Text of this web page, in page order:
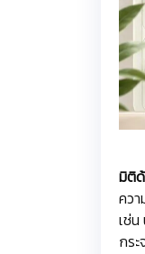
มิติ
คว
เช่
กร